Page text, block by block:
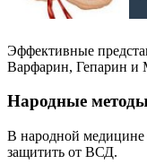
Эффективные
Варфарин, Гепарин и
Народные
В народной
защитить от ВСД.